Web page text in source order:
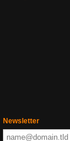
Newsletter